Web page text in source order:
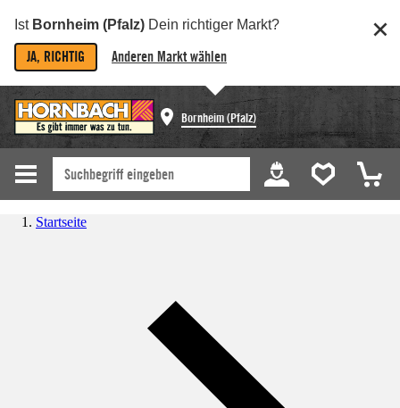
Ist Bornheim (Pfalz) Dein richtiger Markt?
JA, RICHTIG Anderen Markt wählen
Bornheim (Pfalz)
Startseite